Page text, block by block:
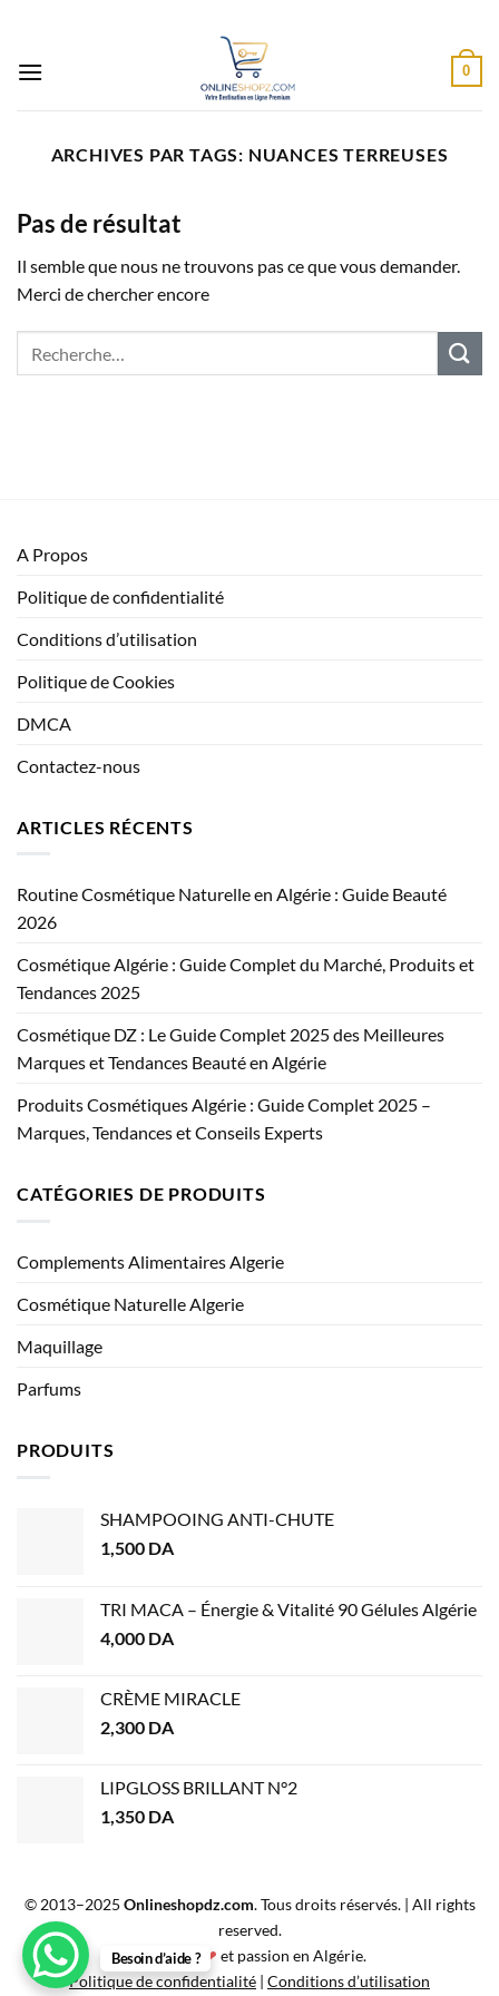
contenu
0
ARCHIVES PAR TAGS: NUANCES TERREUSES
Pas de résultat
Il semble que nous ne trouvons pas ce que vous demander.
Merci de chercher encore
A Propos
Politique de confidentialité
Conditions d’utilisation
Politique de Cookies
DMCA
Contactez-nous
ARTICLES RÉCENTS
Routine Cosmétique Naturelle en Algérie : Guide Beauté
2026
Cosmétique Algérie : Guide Complet du Marché, Produits et
Tendances 2025
Cosmétique DZ : Le Guide Complet 2025 des Meilleures
Marques et Tendances Beauté en Algérie
Produits Cosmétiques Algérie : Guide Complet 2025 –
Marques, Tendances et Conseils Experts
CATÉGORIES DE PRODUITS
Complements Alimentaires Algerie
Cosmétique Naturelle Algerie
Maquillage
Parfums
PRODUITS
SHAMPOOING ANTI-CHUTE
1,500 DA
TRI MACA – Énergie & Vitalité 90 Gélules Algérie
4,000 DA
CRÈME MIRACLE
2,300 DA
LIPGLOSS BRILLANT N°2
1,350 DA
© 2013–2025 Onlineshopdz.com. Tous droits réservés. | All rights
reserved.
Créé avec ❤ et passion en Algérie.
Politique de confidentialité | Conditions d’utilisation
Besoin d’aide ?